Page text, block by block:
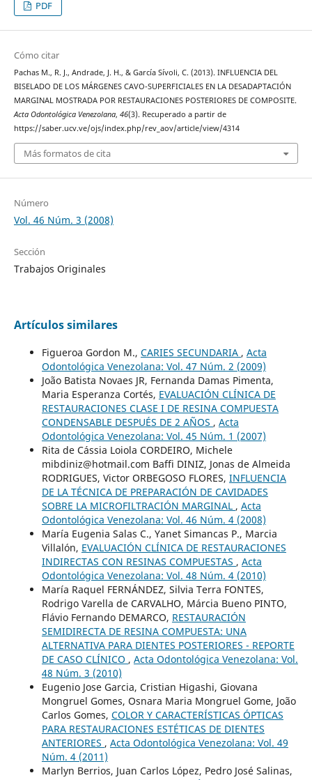
PDF
Cómo citar
Pachas M., R. J., Andrade, J. H., & García Sívoli, C. (2013). INFLUENCIA DEL
BISELADO DE LOS MÁRGENES CAVO-SUPERFICIALES EN LA DESADAPTACIÓN
MARGINAL MOSTRADA POR RESTAURACIONES POSTERIORES DE COMPOSITE.
Acta Odontológica Venezolana, 46(3). Recuperado a partir de
https://saber.ucv.ve/ojs/index.php/rev_aov/article/view/4314
Más formatos de cita
Número
Vol. 46 Núm. 3 (2008)
Sección
Trabajos Originales
Artículos similares
Figueroa Gordon M., CARIES SECUNDARIA , Acta
Odontológica Venezolana: Vol. 47 Núm. 2 (2009)
João Batista Novaes JR, Fernanda Damas Pimenta,
Maria Esperanza Cortés, EVALUACIÓN CLÍNICA DE
RESTAURACIONES CLASE I DE RESINA COMPUESTA
CONDENSABLE DESPUÉS DE 2 AÑOS , Acta
Odontológica Venezolana: Vol. 45 Núm. 1 (2007)
Rita de Cássia Loiola CORDEIRO, Michele
mibdiniz@hotmail.com Baffi DINIZ, Jonas de Almeida
RODRIGUES, Victor ORBEGOSO FLORES, INFLUENCIA
DE LA TÉCNICA DE PREPARACIÓN DE CAVIDADES
SOBRE LA MICROFILTRACIÓN MARGINAL , Acta
Odontológica Venezolana: Vol. 46 Núm. 4 (2008)
María Eugenia Salas C., Yanet Simancas P., Marcia
Villalón, EVALUACIÓN CLÍNICA DE RESTAURACIONES
INDIRECTAS CON RESINAS COMPUESTAS , Acta
Odontológica Venezolana: Vol. 48 Núm. 4 (2010)
María Raquel FERNÁNDEZ, Silvia Terra FONTES,
Rodrigo Varella de CARVALHO, Márcia Bueno PINTO,
Flávio Fernando DEMARCO, RESTAURACIÓN
SEMIDIRECTA DE RESINA COMPUESTA: UNA
ALTERNATIVA PARA DIENTES POSTERIORES - REPORTE
DE CASO CLÍNICO , Acta Odontológica Venezolana: Vol.
48 Núm. 3 (2010)
Eugenio Jose Garcia, Cristian Higashi, Giovana
Mongruel Gomes, Osnara Maria Mongruel Gome, João
Carlos Gomes, COLOR Y CARACTERÍSTICAS ÓPTICAS
PARA RESTAURACIONES ESTÉTICAS DE DIENTES
ANTERIORES , Acta Odontológica Venezolana: Vol. 49
Núm. 4 (2011)
Marlyn Berrios, Juan Carlos López, Pedro José Salinas,